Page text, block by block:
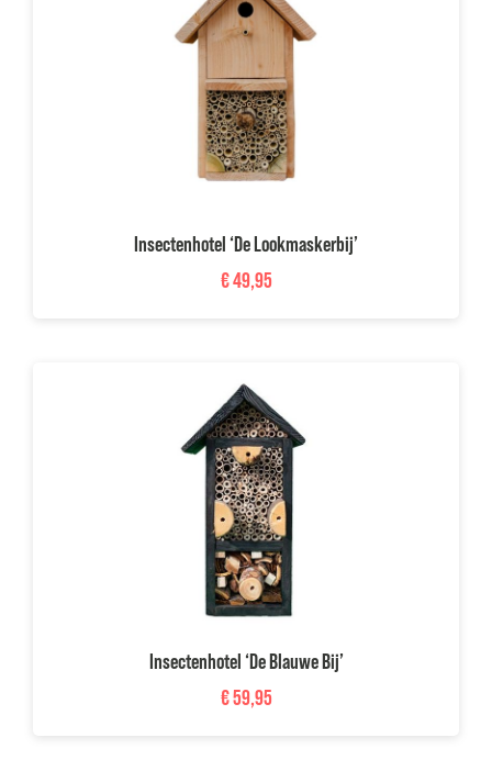
Insectenhotel ‘De Lookmaskerbij’
€49,95
Insectenhotel ‘De Blauwe Bij’
€59,95